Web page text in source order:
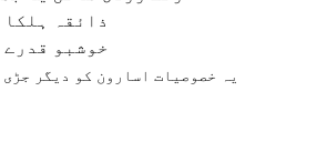
ذائقہ
خوشبو
یہ خصوصیات اسارون کو دیگر